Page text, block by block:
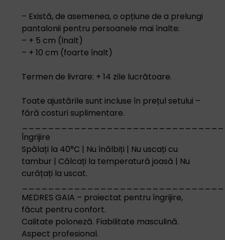
– Există, de asemenea, o opțiune de a prelungi
pantalonii pentru persoanele mai înalte:
– + 5 cm (înalt)
– + 10 cm (foarte înalt)
Termen de livrare: + 14 zile lucrătoare.
Toate ajustările sunt incluse în prețul setului –
fără costuri suplimentare.
Îngrijire
Spălați la 40°C | Nu înălbiți | Nu uscați cu
tambur | Călcați la temperatură joasă | Nu
curățați la uscat.
MEDRES GAIA – proiectat pentru îngrijire,
făcut pentru confort.
Calitate poloneză. Fiabilitate masculină.
Aspect profesional.